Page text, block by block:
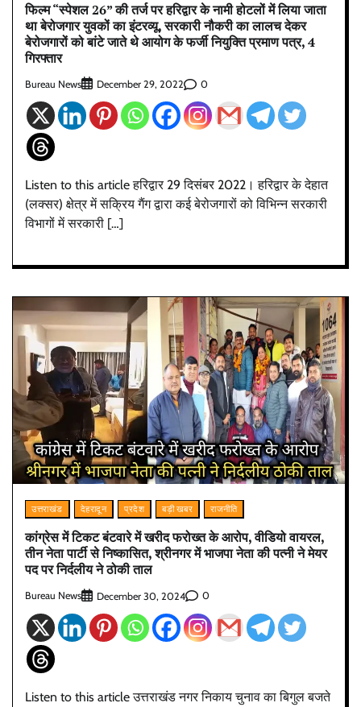
फिल्म “स्पेशल 26” की तर्ज पर हरिद्वार के नामी होटलों में लिया जाता
था बेरोजगार युवकों का इंटरव्यू, सरकारी नौकरी का लालच देकर
बेरोजगारों को बांटे जाते थे आयोग के फर्जी नियुक्ति प्रमाण पत्र, 4
गिरफ्तार
Bureau News December 29, 2022 0
Listen to this article हरिद्वार 29 दिसंबर 2022। हरिद्वार के देहात
(लक्सर) क्षेत्र में सक्रिय गैंग द्वारा कई बेरोजगारों को विभिन्न सरकारी
विभागों में सरकारी […]
उत्तराखंड देहरादून प्रदेश बड़ी खबर राजनीति
कांग्रेस में टिकट बंटवारे में खरीद फरोख्त के आरोप, वीडियो वायरल,
तीन नेता पार्टी से निष्कासित, श्रीनगर में भाजपा नेता की पत्नी ने मेयर
पद पर निर्दलीय ने ठोकी ताल
Bureau News December 30, 2024 0
Listen to this article उत्तराखंड नगर निकाय चुनाव का बिगुल बजते